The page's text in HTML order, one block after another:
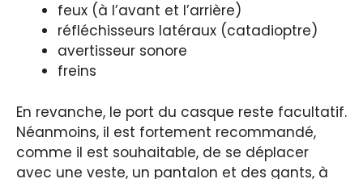
feux (à l’avant et l’arrière)
réfléchisseurs latéraux (catadioptre)
avertisseur sonore
freins
En revanche, le port du casque reste facultatif.
Néanmoins, il est fortement recommandé,
comme il est souhaitable, de se déplacer
avec une veste, un pantalon et des gants, à